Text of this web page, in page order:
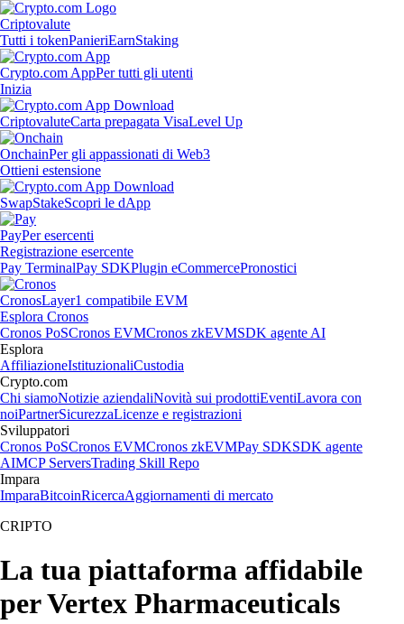
Criptovalute
Tutti i tokenPanieriEarnStaking
Crypto.com AppPer tutti gli utenti
Inizia
CriptovaluteCarta prepagata VisaLevel Up
OnchainPer gli appassionati di Web3
Ottieni estensione
SwapStakeScopri le dApp
PayPer esercenti
Registrazione esercente
Pay TerminalPay SDKPlugin eCommercePronostici
CronosLayer1 compatibile EVM
Esplora Cronos
Cronos PoSCronos EVMCronos zkEVMSDK agente AI
Esplora
AffiliazioneIstituzionaliCustodia
Crypto.com
Chi siamoNotizie aziendaliNovità sui prodottiEventiLavora con
noiPartnerSicurezzaLicenze e registrazioni
Sviluppatori
Cronos PoSCronos EVMCronos zkEVMPay SDKSDK agente
AIMCP ServersTrading Skill Repo
Impara
ImparaBitcoinRicercaAggiornamenti di mercato
CRIPTO
La tua piattaforma affidabile
per Vertex Pharmaceuticals